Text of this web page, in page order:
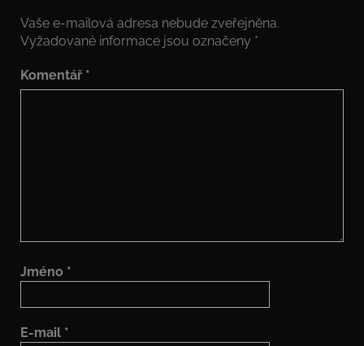
Vaše e-mailová adresa nebude zveřejněna.
Vyžadované informace jsou označeny *
Komentář *
Jméno *
E-mail *